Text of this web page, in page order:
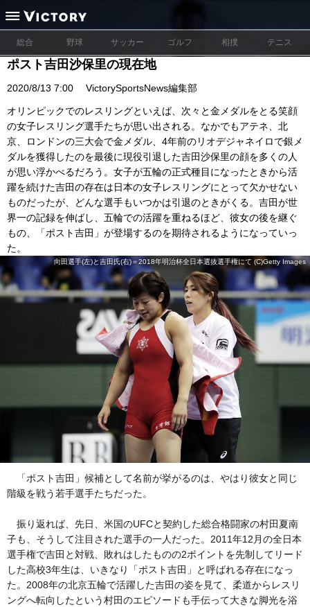
総合 野球 サッカー ゴルフ 相撲 テニス
ポスト吉田沙保里の現在地
2020/8/13 7:00 VictorySportsNews編集部
オリンピックでのレスリングといえば、次々と金メダルをとる笑顔
の女子レスリング選手たちが思い出される。なかでもアテネ、北
京、ロンドンの三大会で金メダル、4年前のリオデジャネイロで銀メ
ダルを獲得したのを最後に現役引退した吉田沙保里の顔を多くの人
が思い浮かべるだろう。女子が五輪の正式種目になったときから活
躍を続けた吉田の存在は日本の女子レスリングにとって欠かせない
ものだったが、どんな選手もいつかは引退のときがくる。吉田が世
界一の記録を伸ばし、五輪での活躍を重ねるほど、彼女の後を継ぐ
もの、「ポスト吉田」が登場するのを期待されるようになっていっ
た。
向田選手(左)と吉田氏(右)＝2018年明治杯全日本選抜選手権にて (C)Getty Images
「ポスト吉田」候補として名前が挙がるのは、やはり彼女と同じ
階級を戦う若手選手たちだった。
振り返れば、先日、米国のUFCと契約した総合格闘家の村田夏南
子も、そうして注目された選手の一人だった。2011年12月の全日本
選手権で吉田と対戦、敗れはしたものの2ポイントを先制してリード
した高校3年生は、いきなり「ポスト吉田」と呼ばれる存在になっ
た。2008年の北京五輪で活躍した吉田の姿を見て、柔道からレスリ
ングへ転向したという村田のエピソードも手伝って大きな脚光を浴